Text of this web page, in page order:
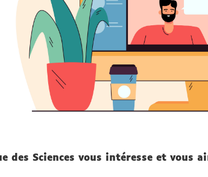
des Sciences vous intéresse et